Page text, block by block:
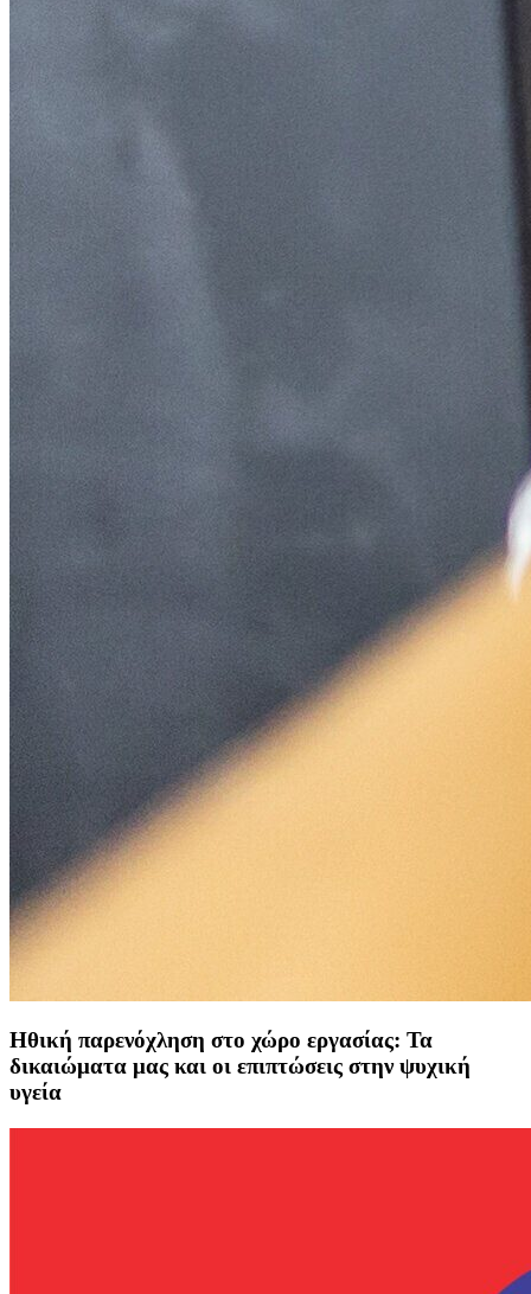
Ηθική παρενόχληση στο χώρο εργασίας: Τα
δικαιώματα μας και οι επιπτώσεις στην ψυχική
υγεία